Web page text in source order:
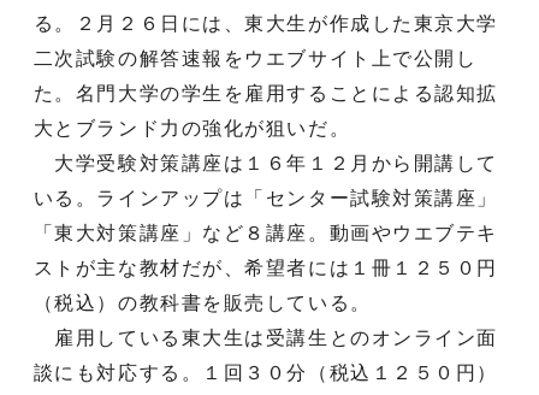
る。２月２６日には、東大生が作成した東京大学
二次試験の解答速報をウエブサイト上で公開し
た。名門大学の学生を雇用することによる認知拡
大とブランド力の強化が狙いだ。
大学受験対策講座は１６年１２月から開講して
いる。ラインアップは「センター試験対策講座」
「東大対策講座」など８講座。動画やウエブテキ
ストが主な教材だが、希望者には１冊１２５０円
（税込）の教科書を販売している。
雇用している東大生は受講生とのオンライン面
談にも対応する。１回３０分（税込１２５０円）